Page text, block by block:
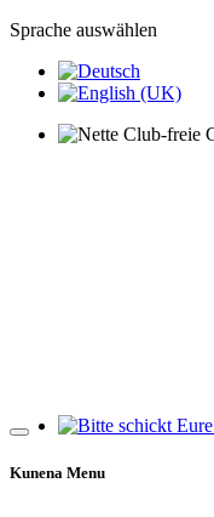
Sprache auswählen
Kunena Menu